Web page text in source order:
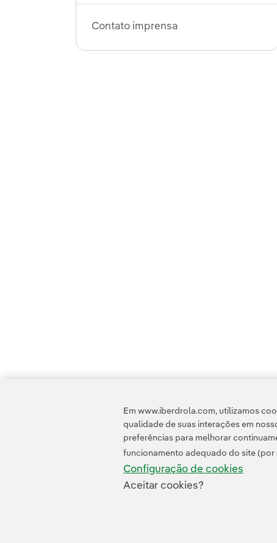
Contato imprensa
Em www.iberdrola.com, utilizamos
qualidade de suas interações em
preferências para melhorar
funcionamento adequado do site
Configuração de cookies
Aceitar cookies?